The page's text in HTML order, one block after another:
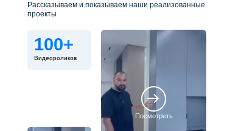
Рассказываем и показываем наши реализованные
проекты
100+
Видеороликов
Посмотреть